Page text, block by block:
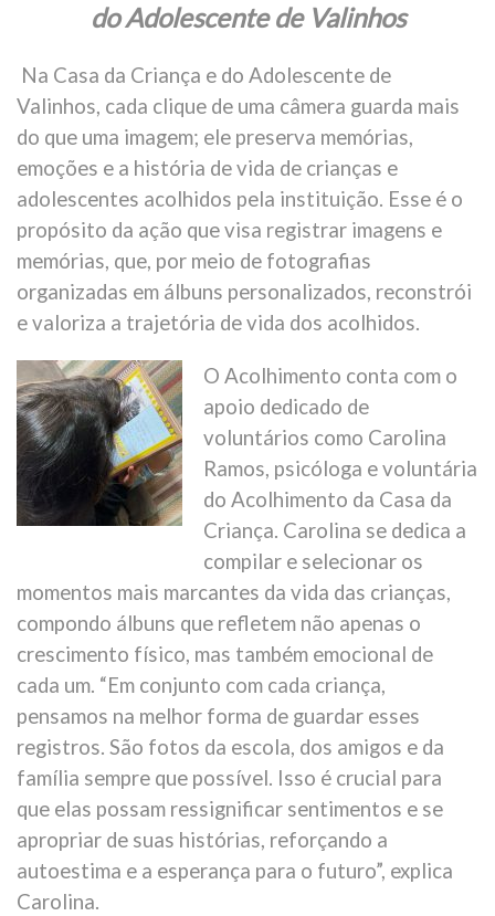
do Adolescente de Valinhos
Na Casa da Criança e do Adolescente de
Valinhos, cada clique de uma câmera guarda mais
do que uma imagem; ele preserva memórias,
emoções e a história de vida de crianças e
adolescentes acolhidos pela instituição. Esse é o
propósito da ação que visa registrar imagens e
memórias, que, por meio de fotografias
organizadas em álbuns personalizados, reconstrói
e valoriza a trajetória de vida dos acolhidos.
O Acolhimento conta com o
apoio dedicado de
voluntários como Carolina
Ramos, psicóloga e voluntária
do Acolhimento da Casa da
Criança. Carolina se dedica a
compilar e selecionar os
momentos mais marcantes da vida das crianças,
compondo álbuns que refletem não apenas o
crescimento físico, mas também emocional de
cada um. “Em conjunto com cada criança,
pensamos na melhor forma de guardar esses
registros. São fotos da escola, dos amigos e da
família sempre que possível. Isso é crucial para
que elas possam ressignificar sentimentos e se
apropriar de suas histórias, reforçando a
autoestima e a esperança para o futuro”, explica
Carolina.